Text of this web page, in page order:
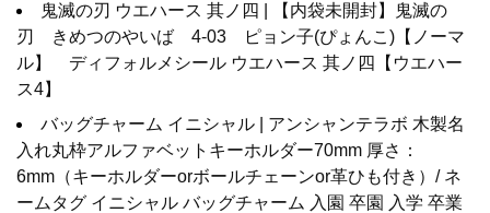
鬼滅の刃 ウエハース 其ノ四 | 【内袋未開封】鬼滅の
刃 きめつのやいば 4-03 ピョン子(ぴょんこ)【ノーマ
ル】 ディフォルメシール ウエハース 其ノ四【ウエハー
ス4】
バッグチャーム イニシャル | アンシャンテラボ 木製名
入れ丸枠アルファベットキーホルダー70mm 厚さ：
6mm（キーホルダーorボールチェーンor革ひも付き）/ ネ
ームタグ イニシャル バッグチャーム 入園 卒園 入学 卒業